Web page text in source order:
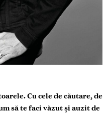
Cu cele de căutare, de
să te faci văzut şi auzit de